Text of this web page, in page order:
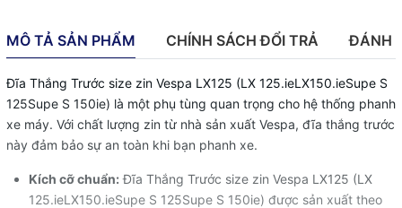
MÔ TẢ SẢN PHẨM CHÍNH SÁCH ĐỔI TRẢ ĐÁNH
Đĩa Thắng Trước size zin Vespa LX125 (LX 125.ieLX150.ieSupe S
125Supe S 150ie) là một phụ tùng quan trọng cho hệ thống phanh
xe máy. Với chất lượng zin từ nhà sản xuất Vespa, đĩa thắng trước
này đảm bảo sự an toàn khi bạn phanh xe.
Kích cỡ chuẩn:Đĩa Thắng Trước size zin Vespa LX125 (LX
125.ieLX150.ieSupe S 125Supe S 150ie) được sản xuất theo